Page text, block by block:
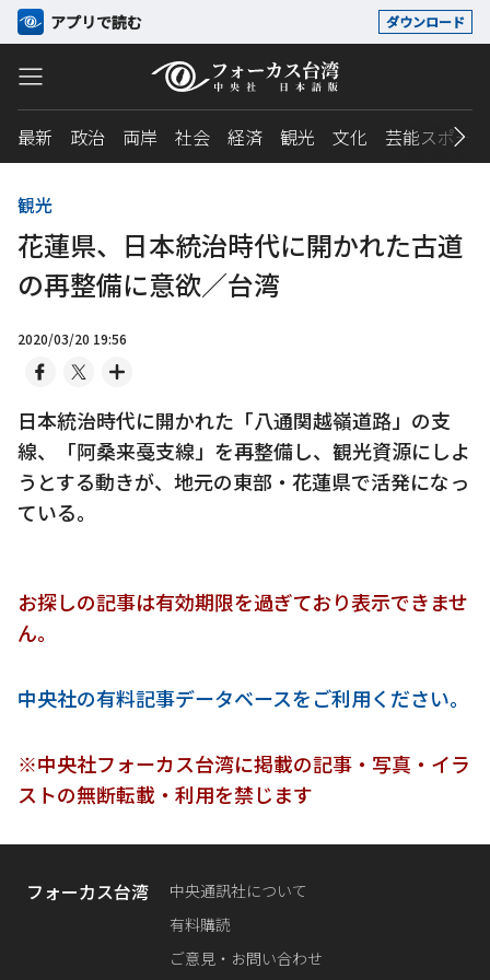
アプリで読む ダウンロード
最新 政治 両岸 社会 経済 観光 文化 芸能スポーツ
観光
花蓮県、日本統治時代に開かれた古道
の再整備に意欲／台湾
2020/03/20 19:56
日本統治時代に開かれた「八通関越嶺道路」の支
線、「阿桑来戞支線」を再整備し、観光資源にしよ
うとする動きが、地元の東部・花蓮県で活発になっ
ている。
お探しの記事は有効期限を過ぎており表示できませ
ん。
中央社の有料記事データベースをご利用ください。
※中央社フォーカス台湾に掲載の記事・写真・イラ
ストの無断転載・利用を禁じます
フォーカス台湾
中央通訊社について
有料購読
ご意見・お問い合わせ